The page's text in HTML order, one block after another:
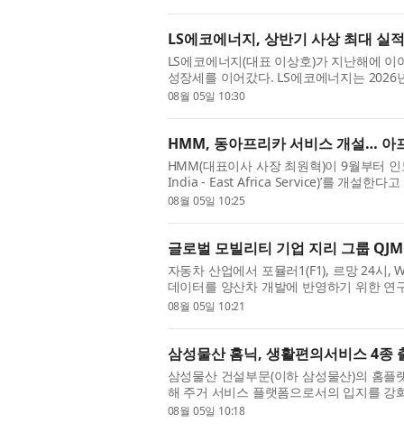
LS에코에너지, 상반기 사상 최대 실
LS에코에너지(대표 이상호)가 지난해에
성장세를 이어갔다. LS에코에너지는
고 5일 밝혔다. 지난해 ...
08월 05일 10:30
HMM, 동아프리카 서비스 개설… 아
HMM(대표이사 사장 최원혁)이 9월부터
India - East Africa Service)’를 개설한다
인 컨테이너 부문 ...
08월 05일 10:25
글로벌 모빌리티 기업 지리 그룹
자동차 산업에서 포뮬러1(F1), 르망 24시,
데이터를 양산차 개발에 반영하기 위한 연
M, 아우디 등 글로벌 제조...
08월 05일 10:21
삼성물산 홈닉, 생활편의서비스 4종
삼성물산 건설부문(이하 삼성물산)의 홈플
해 주거 서비스 플랫폼으로서의 입지를
통해 청소·세차·의류수...
08월 05일 10:18